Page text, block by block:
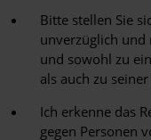
Bitte stellen Sie
unverzüglich
und sowohl zu
als auch zu
Ich erkenne das
gegen Personen